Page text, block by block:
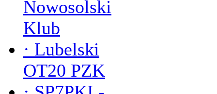
Nowosolski
Klub
· Lubelski
OT20 PZK